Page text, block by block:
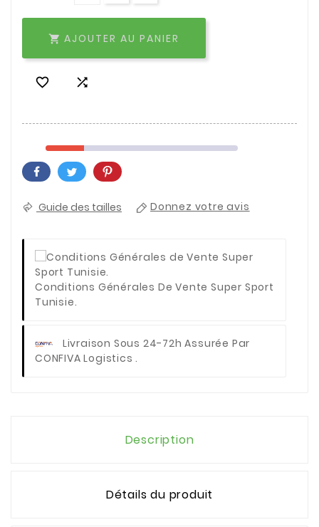
 AJOUTER AU PANIER
 
Guide des tailles Donnez votre avis
Conditions Générales De Vente Super Sport
Tunisie.
Livraison Sous 24-72h Assurée Par
CONFIVA Logistics .
Description
Détails du produit